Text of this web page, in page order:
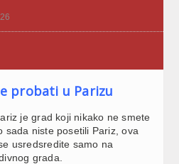
probati u Parizu
je grad koji nikako ne smete
sada niste posetili Pariz, ova
usredsredite samo na
grada.